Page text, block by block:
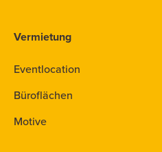
Vermietung
Eventlocation
Büroflächen
Motive